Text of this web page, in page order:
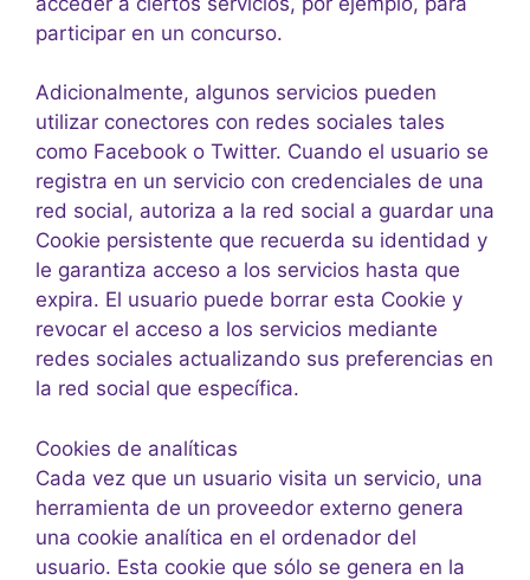
participar en un concurso.
Adicionalmente, algunos servicios pueden
utilizar conectores con redes sociales tales
como Facebook o Twitter. Cuando el usuario se
registra en un servicio con credenciales de una
red social, autoriza a la red social a guardar una
Cookie persistente que recuerda su identidad y
le garantiza acceso a los servicios hasta que
expira. El usuario puede borrar esta Cookie y
revocar el acceso a los servicios mediante
redes sociales actualizando sus preferencias en
la red social que específica.
Cookies de analíticas
Cada vez que un usuario visita un servicio, una
herramienta de un proveedor externo genera
una cookie analítica en el ordenador del
usuario. Esta cookie que sólo se genera en la